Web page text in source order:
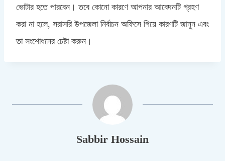
ভোটার হতে পারবেন। তবে কোনো কারণে আপনার আবেদনটি গ্রহণ
করা না হলে, সরাসরি উপজেলা নির্বাচন অফিসে গিয়ে কারণটি জানুন এবং
তা সংশোধনের চেষ্টা করুন।
Sabbir Hossain